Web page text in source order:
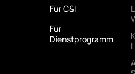
Für C&I
Für
Dienstprogramm